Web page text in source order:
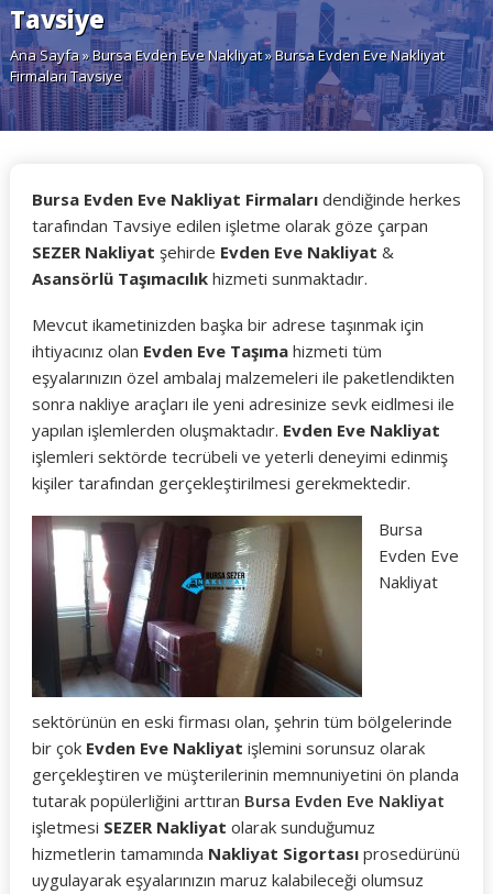
Tavsiye
Ana Sayfa»Bursa Evden Eve Nakliyat» Bursa Evden Eve Nakliyat
Firmaları Tavsiye
Bursa Evden Eve Nakliyat Firmalarıdendiğinde herkes
tarafından Tavsiye edilen işletme olarak göze çarpan
SEZER Nakliyat şehirde Evden Eve Nakliyat &
Asansörlü Taşımacılıkhizmeti sunmaktadır.
Mevcut ikametinizden başka bir adrese taşınmak için
ihtiyacınız olan Evden Eve Taşımahizmeti tüm
eşyalarınızın özel ambalaj malzemeleri ile paketlendikten
sonra nakliye araçları ile yeni adresinize sevk eidlmesi ile
yapılan işlemlerden oluşmaktadır. Evden Eve Nakliyat
işlemleri sektörde tecrübeli ve yeterli deneyimi edinmiş
kişiler tarafından gerçekleştirilmesi gerekmektedir.
Bursa
Evden Eve
Nakliyat
sektörünün en eski firması olan, şehrin tüm bölgelerinde
bir çok Evden Eve Nakliyat işlemini sorunsuz olarak
gerçekleştiren ve müşterilerinin memnuniyetini ön planda
tutarak popülerliğini arttıran Bursa Evden Eve Nakliyat
işletmesi SEZER Nakliyat olarak sunduğumuz
hizmetlerin tamamında Nakliyat Sigortasıprosedürünü
uygulayarak eşyalarınızın maruz kalabileceği olumsuz